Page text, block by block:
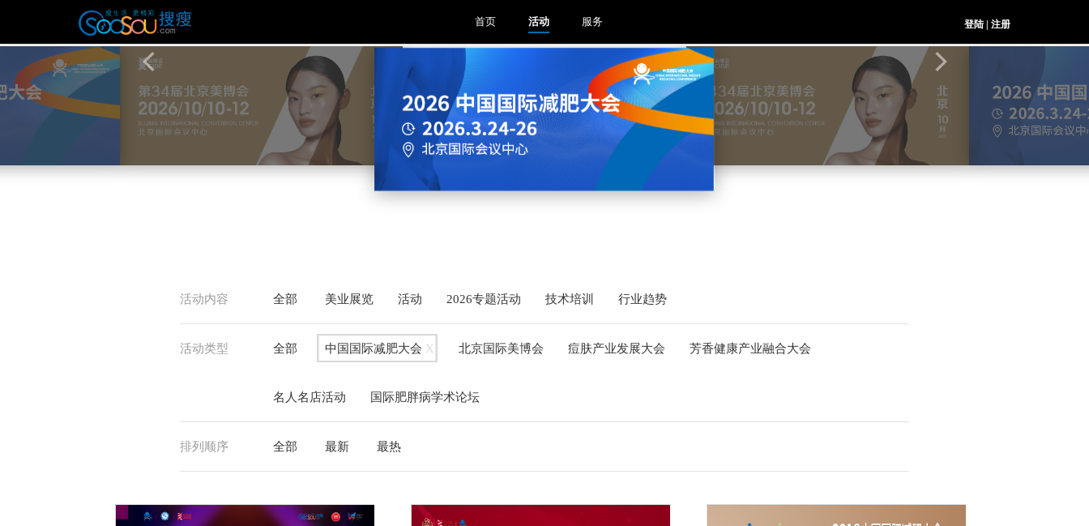
首页 活动 服务 登陆 注册
活动内容 全部 美业展览 活动 2026专题活动 技术培训 行业趋势
活动类型 全部 中国国际减肥大会 X 北京国际美博会 痘肤产业发展大会 芳香健康产业融合大会
名人名店活动 国际肥胖病学术论坛
排列顺序 全部 最新 最热